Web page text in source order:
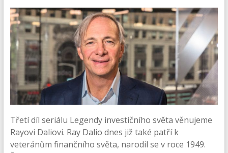
Třetí díl seriálu Legendy investičního světa věnujeme
Rayovi Daliovi. Ray Dalio dnes již také patří k
veteránům finančního světa, narodil se v roce 1949.